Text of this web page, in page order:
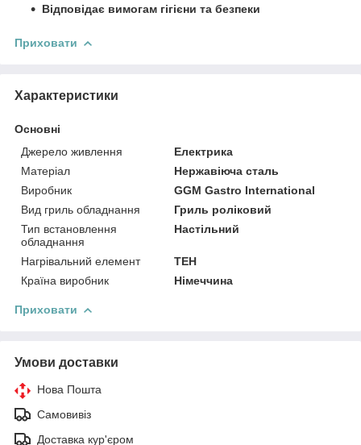
Відповідає вимогам гігієни та безпеки
Приховати
Характеристики
Основні
Джерело живлення
Електрика
Матеріал
Нержавіюча сталь
Виробник
GGM Gastro International
Вид гриль обладнання
Гриль роліковий
Тип встановлення
обладнання
Настільний
Нагрівальний елемент
ТЕН
Країна виробник
Німеччина
Приховати
Умови доставки
Нова Пошта
Самовивіз
Доставка кур'єром